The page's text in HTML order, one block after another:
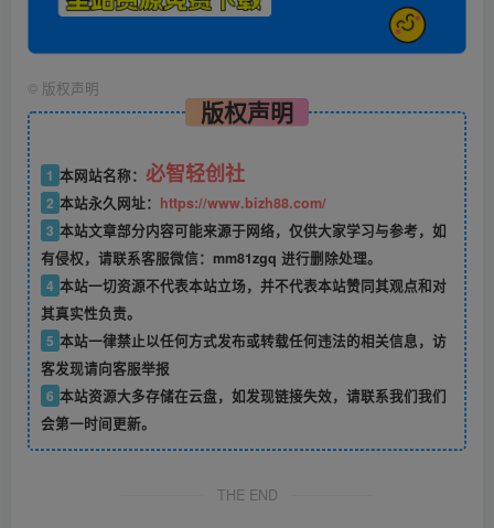
© 版权声明
版权声明
1 本网站名称： 必智轻创社
2 本站永久网址： https://www.bizh88.com/
3 本站文章部分内容可能来源于网络，仅供大家学习与参考，如
有侵权，请联系客服微信：mm81zgq 进行删除处理。
4 本站一切资源不代表本站立场，并不代表本站赞同其观点和对
其真实性负责。
5 本站一律禁止以任何方式发布或转载任何违法的相关信息，访
客发现请向客服举报
6 本站资源大多存储在云盘，如发现链接失效，请联系我们我们
会第一时间更新。
THE END